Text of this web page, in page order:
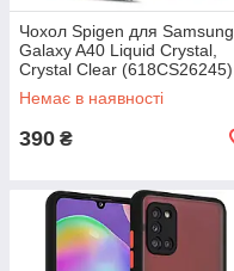
Чохол Spigen для Samsung
Galaxy A40 Liquid Crystal,
Crystal Clear (618CS26245)
Немає в наявності
390 ₴